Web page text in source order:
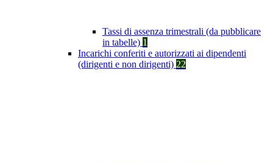
Tassi di assenza trimestrali (da pubblicare
in tabelle) 1
Incarichi conferiti e autorizzati ai dipendenti
(dirigenti e non dirigenti) 22